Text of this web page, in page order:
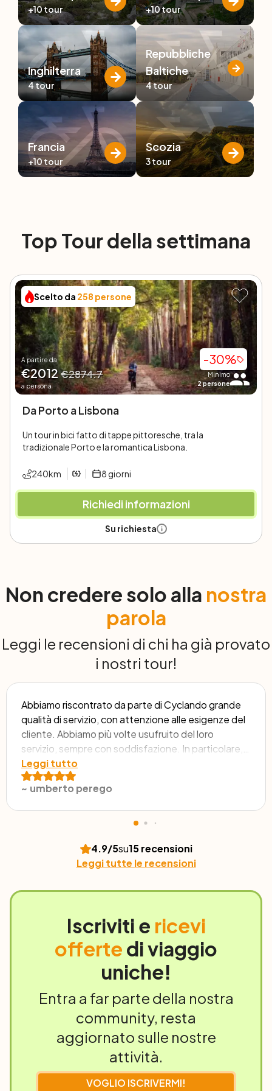
+10tour +10tour
Inghilterra
4tour
Repubbliche
Baltiche
4tour
Francia
+10 tour
Scozia
3tour
Top Tour della settimana
Scelto da 258 persone
A partire da
€2012€2874.7
a persona
-30%
Minimo
2 persone
Da Porto a Lisbona
Un tour in bici fatto di tappe pittoresche, tra la
tradizionale Porto e la romantica Lisbona.
240km 8giorni
Su richiesta
Richiedi informazioni
Non credere solo alla nostra
parola
Leggi le recensioni di chi ha già provato
i nostri tour!
Abbiamo riscontrato da parte di Cyclando grande
qualità di servizio, con attenzione alle esigenze del
cliente. Abbiamo più volte usufruito del loro
servizio, sempre con soddisfazione. In particolare,
l'ultimo tour di boat&bike, da Bruges ad Amsterdam
è stato molto bello.
Leggi tutto
~ umberto perego
4.9/5su15 recensioni
Leggi tutte le recensioni
Iscriviti e ricevi
offerte di viaggio
uniche!
Entra a far parte della nostra
community, resta
aggiornato sulle nostre
attività.
VOGLIO ISCRIVERMI!